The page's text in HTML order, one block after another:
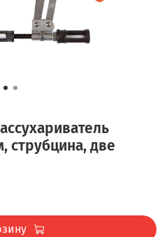
струбцина, две